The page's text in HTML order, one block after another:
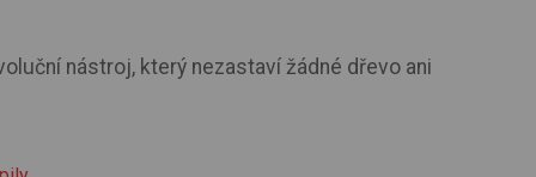
nástroj, který nezastaví žádné dřevo ani